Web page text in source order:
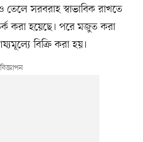
সরবরাহ স্বাভাবিক রাখতে
করা হয়েছে। পরে মজুত করা
বিক্রি করা হয়।